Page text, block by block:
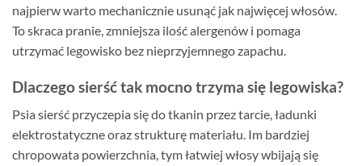
najpierw warto mechanicznie usunąć jak najwięcej włosów.
To skraca pranie, zmniejsza ilość alergenów i pomaga
utrzymać legowisko bez nieprzyjemnego zapachu.
Dlaczego sierść tak mocno trzyma się legowiska?
Psia sierść przyczepia się do tkanin przez tarcie, ładunki
elektrostatyczne oraz strukturę materiału. Im bardziej
chropowata powierzchnia, tym łatwiej włosy wbijają się